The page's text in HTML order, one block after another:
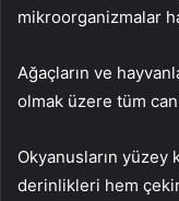
mikroorganizmalar
Ağaçların ve
olmak üzere tüm
Okyanusların yüzey
derinlikleri hem